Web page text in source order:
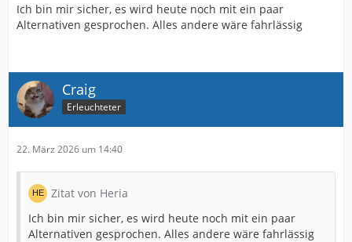
Ich bin mir sicher, es wird heute noch mit ein paar
Alternativen gesprochen. Alles andere wäre fahrlässig
Craig
Erleuchteter
22. März 2026 um 14:40
Zitat von Heria
Ich bin mir sicher, es wird heute noch mit ein paar
Alternativen gesprochen. Alles andere wäre fahrlässig